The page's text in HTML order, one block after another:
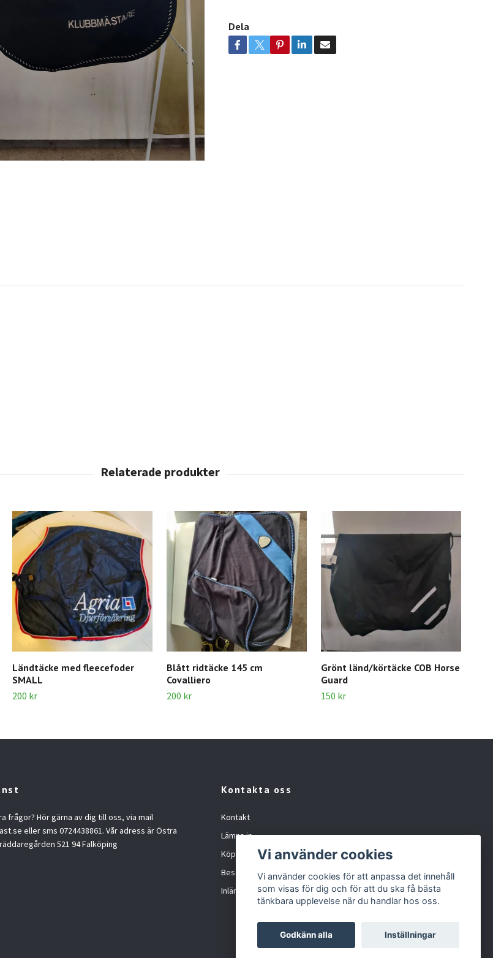
Dela
Ländtäcke med fleecefoder
SMALL
200 kr
Blått ridtäcke 145 cm
Covalliero
200 kr
Grönt länd/körtäcke COB Horse
Guard
150 kr
frågor? Hör gärna av dig till oss, via mail
eller sms 0724438861. Vår adress är Östra
521 94 Falköping
Kontakta oss
Kontakt
Lämna in
Köpvillkor
Besöka oss
Inlämningskund formulär
Vi använder cookies
Vi använder cookies för att anpassa det innehåll
som visas för dig och för att du ska få bästa
tänkbara upplevelse när du handlar hos oss.
Godkänn alla Inställningar